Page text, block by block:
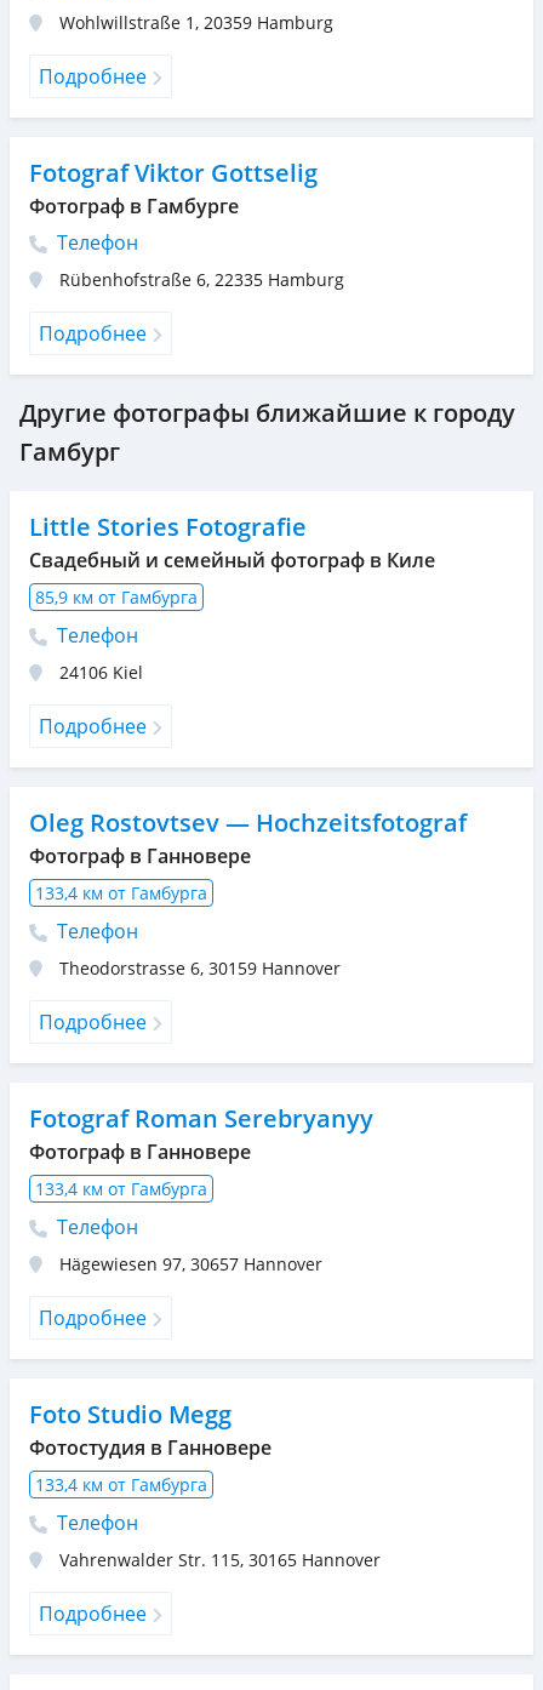
Wohlwillstraße 1, 20359 Hamburg
Подробнее
Fotograf Viktor Gottselig
Фотограф в Гамбурге
Телефон
Rübenhofstraße 6, 22335 Hamburg
Подробнее
Другие фотографы ближайшие к городу
Гамбург
Little Stories Fotografie
Свадебный и семейный фотограф в Киле
85,9 км от Гамбурга
Телефон
24106 Kiel
Подробнее
Oleg Rostovtsev — Hochzeitsfotograf
Фотограф в Ганновере
133,4 км от Гамбурга
Телефон
Theodorstrasse 6, 30159 Hannover
Подробнее
Fotograf Roman Serebryanyy
Фотограф в Ганновере
133,4 км от Гамбурга
Телефон
Hägewiesen 97, 30657 Hannover
Подробнее
Foto Studio Megg
Фотостудия в Ганновере
133,4 км от Гамбурга
Телефон
Vahrenwalder Str. 115, 30165 Hannover
Подробнее